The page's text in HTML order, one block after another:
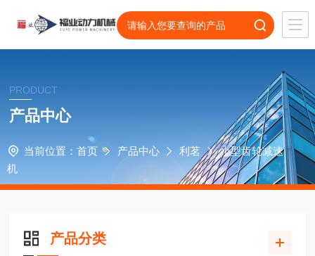
PRODUCT
产品中心
当前位置： 首页 产品中心 利茗
小型齿轮减速
机
产品分类